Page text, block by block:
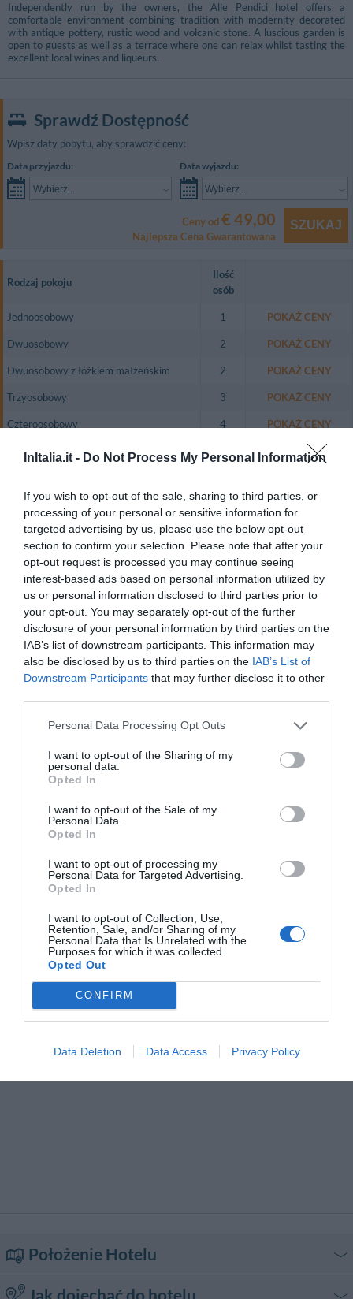
InItalia.it - Do Not Process My Personal Information
If you wish to opt-out of the sale, sharing to third parties, or
processing of your personal or sensitive information for
targeted advertising by us, please use the below opt-out
section to confirm your selection. Please note that after your
opt-out request is processed you may continue seeing
interest-based ads based on personal information utilized by
us or personal information disclosed to third parties prior to
your opt-out. You may separately opt-out of the further
disclosure of your personal information by third parties on the
IAB’s list of downstream participants. This information may
also be disclosed by us to third parties on the IAB’s List of
Downstream Participants that may further disclose it to other
Personal Data Processing Opt Outs
I want to opt-out of the Sharing of my
personal data.
Opted In
I want to opt-out of the Sale of my
Personal Data.
Opted In
I want to opt-out of processing my
Personal Data for Targeted Advertising.
Opted In
I want to opt-out of Collection, Use,
Retention, Sale, and/or Sharing of my
Personal Data that Is Unrelated with the
Purposes for which it was collected.
Opted Out
CONFIRM
Data Deletion Data Access Privacy Policy
Independently run by the owners, the Alle Pendici hotel offers a
comfortable environment combining tradition with modernity decorated
with antique pottery, rustic wood and volcanic stone. A luscious garden is
open to guests as well as a terrace where one can relax whilst tasting the
excellent local wines and liqueurs.
Sprawdź Dostępność
Wpisz daty pobytu, aby sprawdzić ceny:
Data przyjazdu:
Wybierz...
Data wyjazdu:
Wybierz...
Ceny od€ 49,00
Najlepsza Cena Gwarantowana
SZUKAJ
Rodzaj pokoju
Ilość
osób
Jednoosobowy 1 POKAŻ CENY
Dwuosobowy 2 POKAŻ CENY
Dwuosobowy z łóżkiem małżeńskim 2 POKAŻ CENY
Trzyosobowy 3 POKAŻ CENY
Czteroosobowy 4 POKAŻ CENY
Dwuosobowy do pojedynczego
1 POKAŻ CENY
Dwuosobowy z łóżkiem małżeńskim i
wspólną łazienką
2 POKAŻ CENY
The hotel offers comfortable rooms situated on 2 floors all of varying
types, tastefully decorated with hand crafted wooden furniture and
furnished with colour television, air conditioning, direct dial telephone,
minibar, WiFi Internet connection and en suite bathroom.
Some rooms have a view over Etna whereas others overlook parkland.
Dostępne pokoje: Jednoosobowy, Dwuosobowy, Dwuosobowy z łóżkiem
małżeńskim, Trzyosobowy, Czteroosobowy, Dwuosobowy do pojedynczego
wykorzystania, Dwuosobowy z łóżkiem małżeńskim i wspólną łazienką.
Informacje Turystyczne
Klimatyzacja w pomieszczeniach
ogólnodostępnych
Parking Wewnętrzny Odkryty
Parking Zewnętrzny /
Portier
Sala Telewizyjna
Sejf
Szybkie zameldowanie i
Restauracja i Bar
Breakfast is seved in the colourful, panoramic breakfast room which
pastries guarantee a pleasant start to the day.
Usługi płatne
Bilard
Centrum Fitness / Siłownia
Dowóz do/z Portu
Dowóz w obie strony z Targów
Handlowych
Jazda konna
Masaże
Narty
Nurkowanie
Obiad na wynos
Opieka medyczna
Pole golfowe
Sauna
Surfowanie
Szkółka narciarska
Usługa parkowania samochodu
Wycieczki
Skuterów
Wypożyczalnia Samochodów
Charakterystyka Hotelu
Niedawno odrestaurowany
Ogród
Pokoje Dźwiękoszczelne
Pokoje dla Niepalących
Pokoje dla Osób
Widok panoramiczny
Położenie Hotelu
Jak dojechać do hotelu